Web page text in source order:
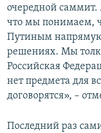
очередной
что мы понимаем,
Путиным напрямую
решениях. Мы
Российская
нет предмета для
договорятся», –
Последний раз